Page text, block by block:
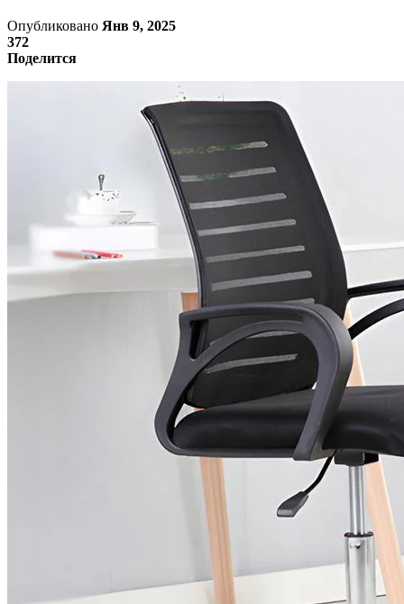
Опубликовано Янв 9, 2025
372
Поделится